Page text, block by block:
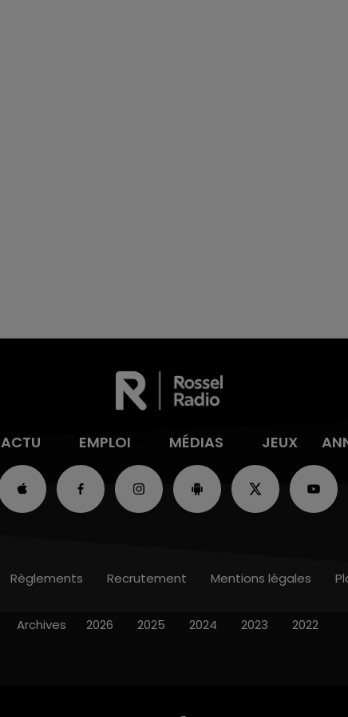
ACTU EMPLOI MÉDIAS JEUX
Règlements Recrutement Mentions légales
Archives 2026 2025 2024 2023 2022